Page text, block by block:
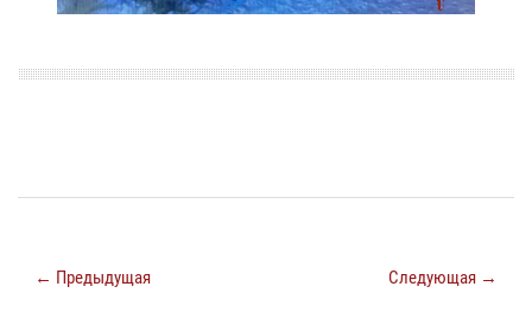
← Предыдущая Следующая →